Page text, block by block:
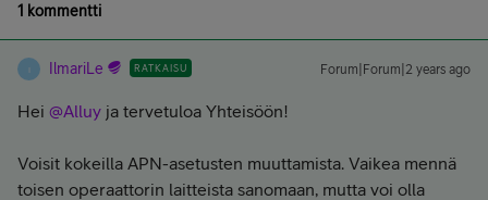
1 kommentti
IlmariLe RATKAISU Forum|Forum|2 years ago
Hei @Alluy ja tervetuloa Yhteisöön!
Voisit kokeilla APN-asetusten muuttamista. Vaikea mennä
toisen operaattorin laitteista sanomaan, mutta voi olla